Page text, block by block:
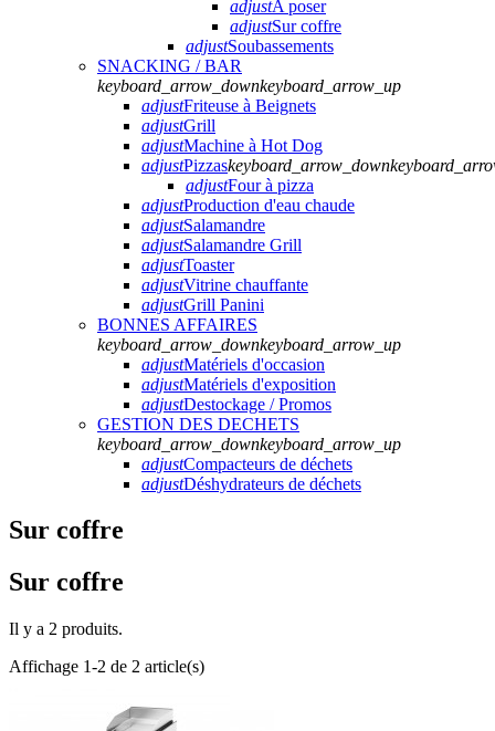
adjustA poser
adjustSur coffre
adjustSoubassements
SNACKING / BAR
keyboard_arrow_downkeyboard_arrow_up
adjustFriteuse à Beignets
adjustGrill
adjustMachine à Hot Dog
adjustPizzaskeyboard_arrow_down
adjustFour à pizza
adjustProduction d'eau chaude
adjustSalamandre
adjustSalamandre Grill
adjustToaster
adjustVitrine chauffante
adjustGrill Panini
BONNES AFFAIRES
keyboard_arrow_downkeyboard_arrow_up
adjustMatériels d'occasion
adjustMatériels d'exposition
adjustDestockage / Promos
GESTION DES DECHETS
keyboard_arrow_downkeyboard_arrow_up
adjustCompacteurs de déchets
adjustDéshydrateurs de déchets
Sur coffre
Sur coffre
Il y a 2 produits.
Affichage 1-2 de 2 article(s)